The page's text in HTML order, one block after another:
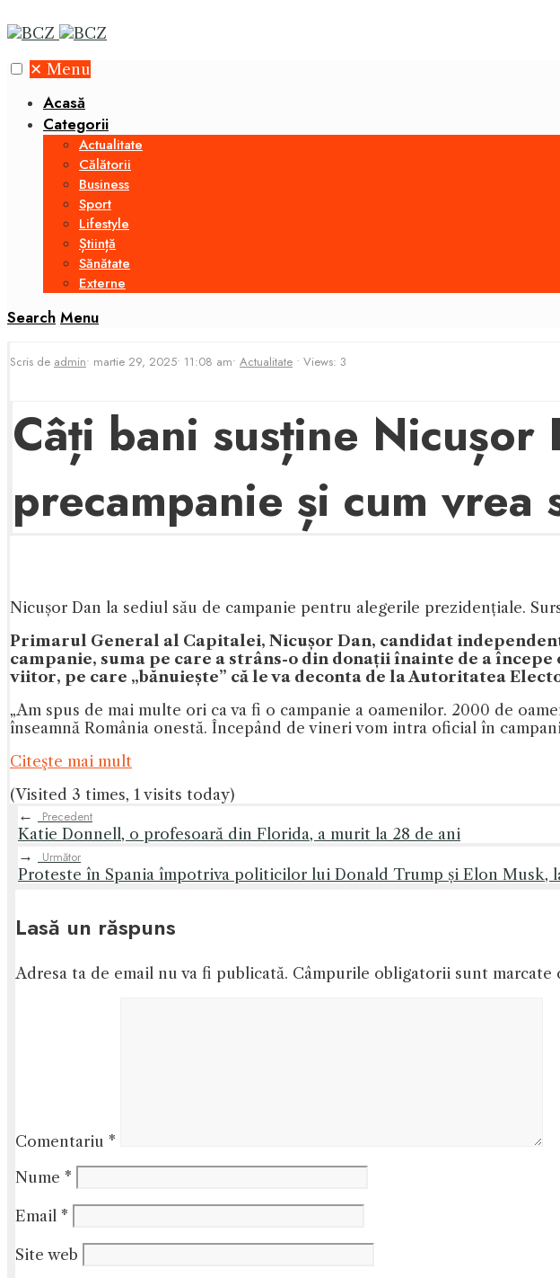
✕ Menu
Acasă
Categorii
Actualitate
Călătorii
Business
Sport
Lifestyle
Știință
Sănătate
Externe
Search Menu
Scris de admin• martie 29, 2025• 11:08 am• Actualitate • Views: 3
Câți bani susține Nicușor
precampanie și cum
Nicușor Dan la sediul său de campanie pentru alegerile prezidențiale.
Primarul General al Capitalei, Nicușor Dan, candidat
campanie, suma pe care a strâns-o din donații înainte de a
viitor, pe care „bănuiește” că le va deconta de la Autoritatea
„Am spus de mai multe ori ca va fi o campanie a oamenilor. 2000 de
înseamnă România onestă. Începând de vineri vom intra oficial în
Citeşte mai mult
(Visited 3 times, 1 visits today)
←
Precedent
Katie Donnell, o profesoară din Florida, a murit la 28 de ani
→
Următor
Proteste în Spania împotriva politicilor lui Donald Trump și Elon Musk,
Lasă un răspuns
Adresa ta de email nu va fi publicată. Câmpurile obligatorii sunt marcate
Comentariu *
Nume *
Email *
Site web